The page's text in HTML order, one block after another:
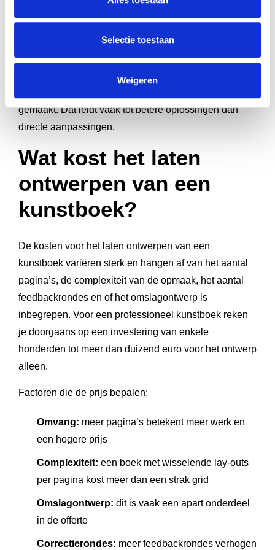
Selectie toestaan
Weigeren
Goede feedback is een gesprek, geen lijst van eisen.
Als je iets niet begrijpt in het ontwerp, vraag dan
gemaakt. Dat leidt vaak tot betere oplossingen dan
directe aanpassingen.
Wat kost het laten
ontwerpen van een
kunstboek?
De kosten voor het laten ontwerpen van een
kunstboek variëren sterk en hangen af van het aantal
pagina’s, de complexiteit van de opmaak, het aantal
feedbackrondes en of het omslagontwerp is
inbegrepen. Voor een professioneel kunstboek reken
je doorgaans op een investering van enkele
honderden tot meer dan duizend euro voor het ontwerp
alleen.
Factoren die de prijs bepalen:
Omvang: meer pagina’s betekent meer werk en
een hogere prijs
Complexiteit: een boek met wisselende lay-outs
per pagina kost meer dan een strak grid
Omslagontwerp: dit is vaak een apart onderdeel
in de offerte
Correctierondes: meer feedbackrondes verhogen